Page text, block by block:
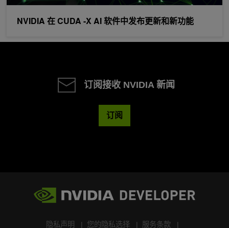
NVIDIA 在 CUDA -X AI 软件中发布更新和新功能
订阅接收 NVIDIA 新闻
订阅
隐私声明 您的隐私选择 服务条款